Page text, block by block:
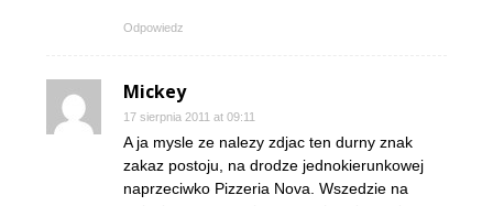
Odpowiedz
Mickey
17 sierpnia 2011 at 09:11
A ja mysle ze nalezy zdjac ten durny znak
zakaz postoju, na drodze jednokierunkowej
naprzeciwko Pizzeria Nova. Wszedzie na